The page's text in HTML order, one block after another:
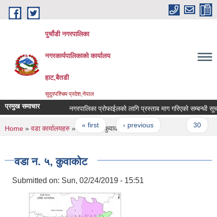
Skip to main content
पुर्चौडी नगरपालिका
नगरकार्यपालिकाकाे कार्यालय
हाट,बैतडी
सुदुरपश्चिम प्रदेश,नेपाल
प्रमुख समाचार नगरपालिका प्रोफाईलको लागि प्रस्ताब माग गरिएको सम्बन्धी
Pages
« first ‹ previous
You are here
Home » वडा कार्यालयहरु » वडा न. ५, कुवाकोट
वडा न. ५, कुवाकोट
Submitted on: Sun, 02/24/2019 - 15:51